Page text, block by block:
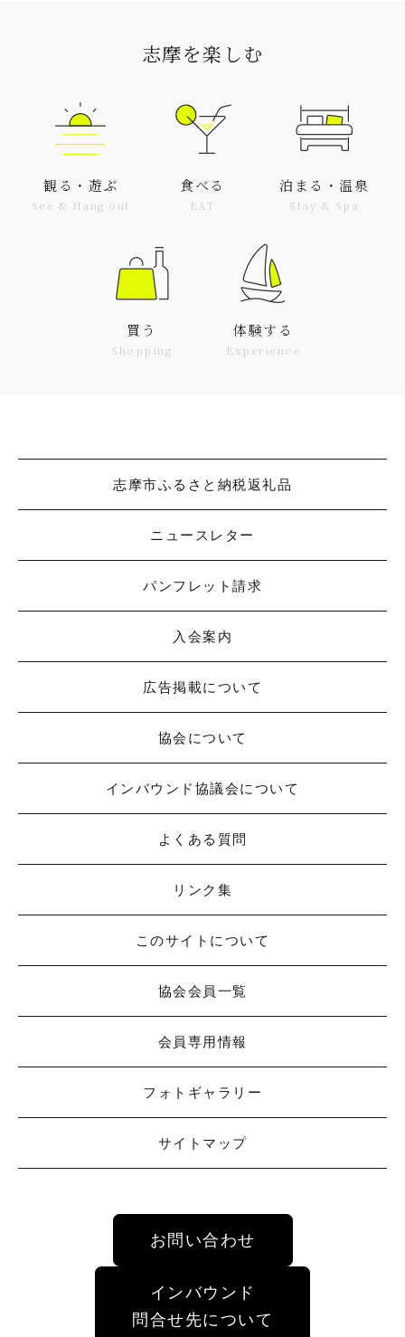
志摩を楽しむ
観る・遊ぶ
See & Hang out
食べる
EAT
泊まる・温泉
Stay & Spa
買う
Shopping
体験する
Experience
志摩市ふるさと納税返礼品
ニュースレター
パンフレット請求
入会案内
広告掲載について
協会について
インバウンド協議会について
よくある質問
リンク集
このサイトについて
協会会員一覧
会員専用情報
フォトギャラリー
サイトマップ
お問い合わせ
インバウンド
問合せ先について